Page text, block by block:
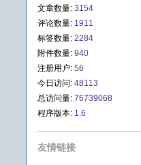
文章数量: 3154
评论数量: 1911
标签数量: 2284
附件数量: 940
注册用户: 56
今日访问: 48113
总访问量: 76739068
程序版本: 1.6
友情链接